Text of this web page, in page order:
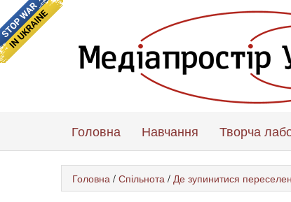
Головна Навчання Творча
Головна / Спільнота / Де зупинитися